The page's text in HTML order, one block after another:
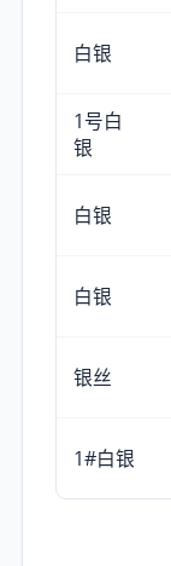
白银
1号白
银
白银
白银
银丝
1#白银